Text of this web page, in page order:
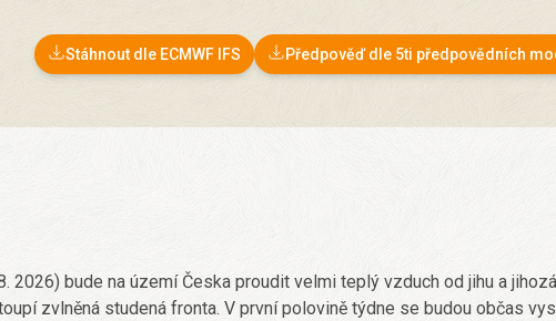
Stáhnout dle ECMWF IFS Předpověď dle 5ti předpovědních
2026) bude na území Česka proudit velmi teplý vzduch od jihu a
zvlněná studená fronta. V první polovině týdne se budou občas